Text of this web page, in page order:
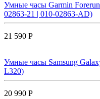
Умные часы Garmin
02863-21 | 010-02863-AD)
21 590 Р
Умные часы Samsung
L320)
20 990 Р